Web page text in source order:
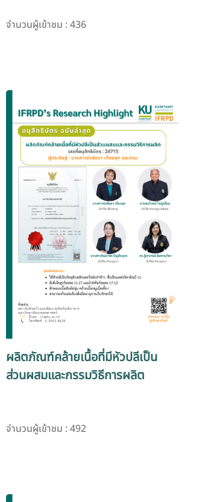
จำนวนผู้เข้าชม : 436
ผลิตภัณฑ์คล้ายเนื้อที่มีหัวปลีเป็น
ส่วนผสมและกรรมวิธีการผลิต
จำนวนผู้เข้าชม : 492